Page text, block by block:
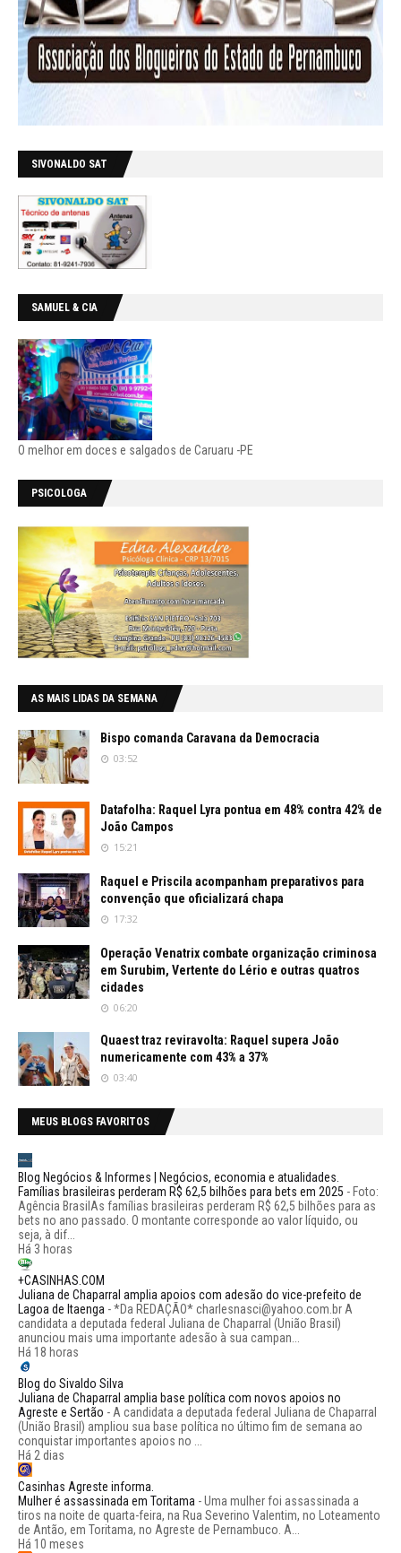
SIVONALDO SAT
SAMUEL & CIA
O melhor em doces e salgados de Caruaru -PE
PSICOLOGA
AS MAIS LIDAS DA SEMANA
Bispo comanda Caravana da Democracia
03:52
Datafolha: Raquel Lyra pontua em 48% contra 42% de
João Campos
15:21
Raquel e Priscila acompanham preparativos para
convenção que oficializará chapa
17:32
Operação Venatrix combate organização criminosa
em Surubim, Vertente do Lério e outras quatros
cidades
06:20
Quaest traz reviravolta: Raquel supera João
numericamente com 43% a 37%
03:40
MEUS BLOGS FAVORITOS
Blog Negócios & Informes | Negócios, economia e atualidades.
Famílias brasileiras perderam R$ 62,5 bilhões para bets em 2025 - Foto:
Agência BrasilAs famílias brasileiras perderam R$ 62,5 bilhões para as
bets no ano passado. O montante corresponde ao valor líquido, ou
seja, à dif...
Há 3 horas
+CASINHAS.COM
Juliana de Chaparral amplia apoios com adesão do vice-prefeito de
Lagoa de Itaenga -*Da REDAÇÃO* charlesnasci@yahoo.com.br A
candidata a deputada federal Juliana de Chaparral (União Brasil)
anunciou mais uma importante adesão à sua campan...
Há 18 horas
Blog do Sivaldo Silva
Juliana de Chaparral amplia base política com novos apoios no
Agreste e Sertão -A candidata a deputada federal Juliana de Chaparral
(União Brasil) ampliou sua base política no último fim de semana ao
conquistar importantes apoios no ...
Há 2 dias
Casinhas Agreste informa.
Mulher é assassinada em Toritama -Uma mulher foi assassinada a
tiros na noite de quarta-feira, na Rua Severino Valentim, no Loteamento
de Antão, em Toritama, no Agreste de Pernambuco. A...
Há 10 meses